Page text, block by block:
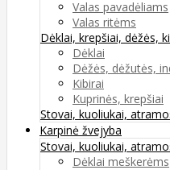
Valas pavadėliams
Valas ritėms
Dėklai, krepšiai, dėžės,
Dėklai
Dėžės, dėžutės,
Kibirai
Kuprinės, krepšiai
Stovai, kuoliukai,
Karpinė žvejyba
Stovai, kuoliukai,
Dėklai meškerėms